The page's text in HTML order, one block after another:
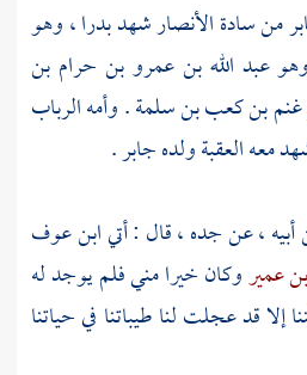
من سادةالأنصارشهدبدرا ،وهو
وهوعبد الله بن عمرو بن حرام بن
بن كعب بن سلمة. وأمهالرباب
معهالعقبةولدهجابر.
، عن جده ، قال : أتيابن عوف
عميروكان خيرا مني فلم يوجد له
إلا قد عجلت لنا طيباتنا في حياتنا